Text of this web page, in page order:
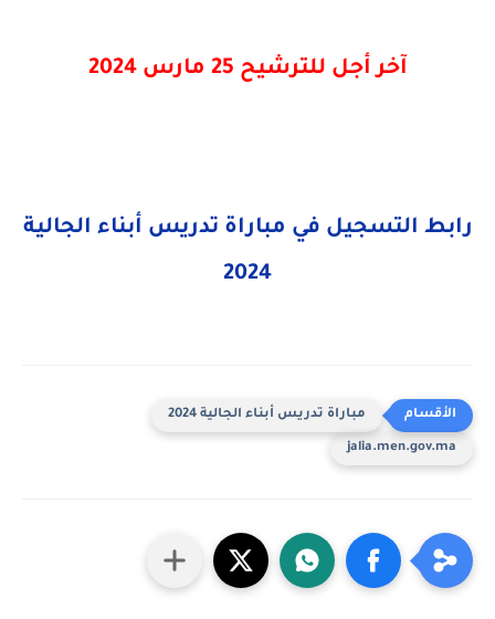
آخر أجل للترشيح 25 مارس 2024
رابط التسجيل في مباراة تدريس أبناء الجالية
2024
مباراة تدريس أبناء الجالية 2024
jalia.men.gov.ma